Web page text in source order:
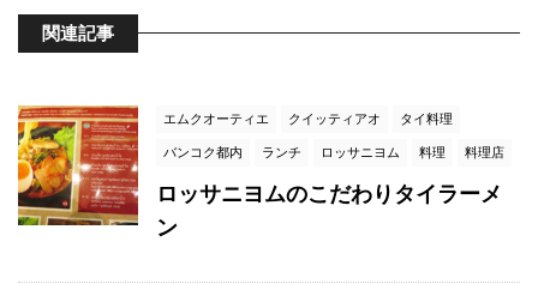
関連記事
エムクオーティエ クイッティアオ タイ料理
バンコク都内 ランチ ロッサニヨム 料理 料理店
ロッサニヨムのこだわりタイラーメ
ン